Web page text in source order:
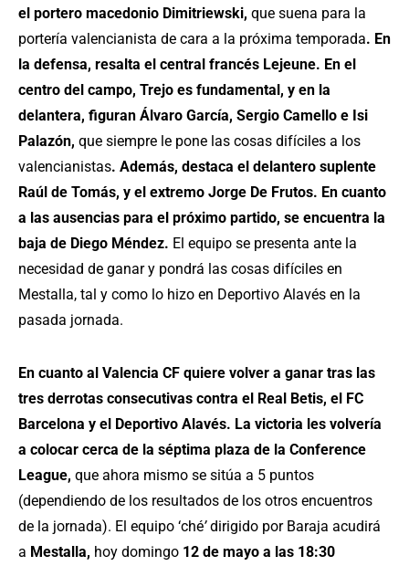
el portero macedonio Dimitriewski, que suena para la
portería valencianista de cara a la próxima temporada. En
la defensa, resalta el central francés Lejeune. En el
centro del campo, Trejo es fundamental, y en la
delantera, figuran Álvaro García, Sergio Camello e Isi
Palazón, que siempre le pone las cosas difíciles a los
valencianistas. Además, destaca el delantero suplente
Raúl de Tomás, y el extremo Jorge De Frutos. En cuanto
a las ausencias para el próximo partido, se encuentra la
baja de Diego Méndez. El equipo se presenta ante la
necesidad de ganar y pondrá las cosas difíciles en
Mestalla, tal y como lo hizo en Deportivo Alavés en la
pasada jornada.
En cuanto al Valencia CF quiere volver a ganar tras las
tres derrotas consecutivas contra el Real Betis, el FC
Barcelona y el Deportivo Alavés. La victoria les volvería
a colocar cerca de la séptima plaza de la Conference
League, que ahora mismo se sitúa a 5 puntos
(dependiendo de los resultados de los otros encuentros
de la jornada). El equipo ‘ché’dirigido por Baraja acudirá
a Mestalla, hoy domingo 12 de mayo a las 18:30